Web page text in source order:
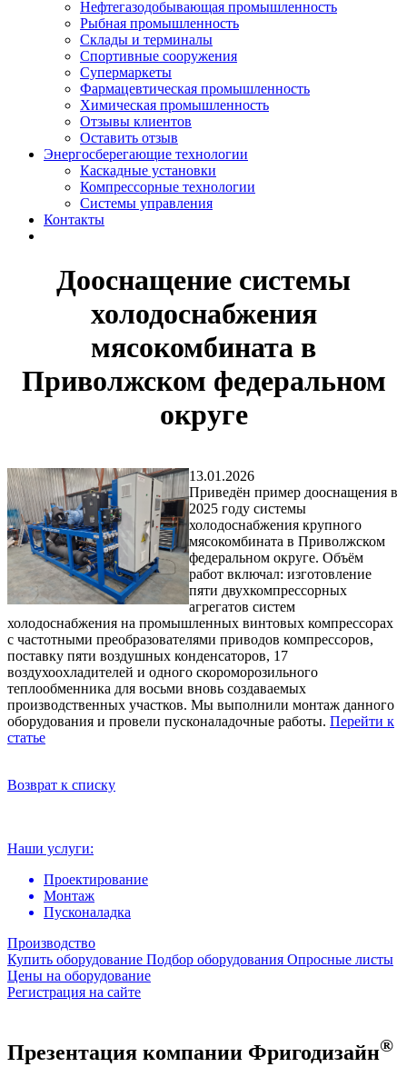
Нефтегазодобывающая промышленность
Рыбная промышленность
Склады и терминалы
Спортивные сооружения
Супермаркеты
Фармацевтическая промышленность
Химическая промышленность
Отзывы клиентов
Оставить отзыв
Энергосберегающие технологии
Каскадные установки
Компрессорные технологии
Системы управления
Контакты
Дооснащение системы
холодоснабжения
мясокомбината в
Приволжском федеральном
округе
13.01.2026
Приведён пример дооснащения в
2025 году системы
холодоснабжения крупного
мясокомбината в Приволжском
федеральном округе. Объём
работ включал: изготовление
пяти двухкомпрессорных
агрегатов систем
холодоснабжения на промышленных винтовых компрессорах
с частотными преобразователями приводов компрессоров,
поставку пяти воздушных конденсаторов, 17
воздухоохладителей и одного скороморозильного
теплообменника для восьми вновь создаваемых
производственных участков. Мы выполнили монтаж данного
оборудования и провели пусконаладочные работы. Перейти к
статье
Возврат к списку
Наши услуги:
Проектирование
Монтаж
Пусконаладка
Производство
Купить оборудование Подбор оборудования Опросные листы
Цены на оборудование
Регистрация на сайте
Презентация компании Фригодизайн®